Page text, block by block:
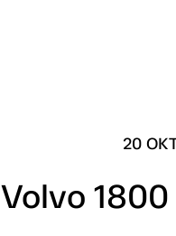
20